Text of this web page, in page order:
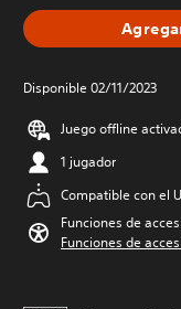
Disponible 02/11/2023
Juego offline
1 jugador
Compatible con el
Funciones de
Funciones de